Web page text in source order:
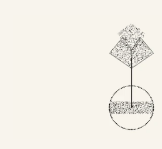
Sciences humaines et sociales
Intelligence artificielle